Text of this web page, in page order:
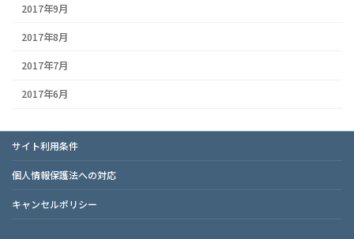
2017年9月
2017年8月
2017年7月
2017年6月
サイト利用条件
個人情報保護法への対応
キャンセルポリシー